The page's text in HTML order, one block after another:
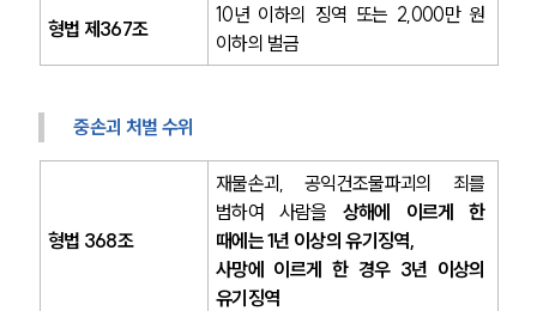
형법 제367조
10년 이하의 징역 또는 2,000만 원
이하의 벌금
중손괴 처벌 수위
형법 368조
재물손괴, 공익건조물파괴의 죄를
범하여 사람을 상해에 이르게 한
때에는 1년 이상의 유기징역,
사망에 이르게 한 경우 3년 이상의
유기징역